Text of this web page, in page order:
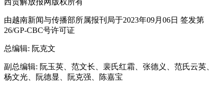
西贡解放报网版权所有
由越南新闻与传播部所属报刊局于2023年09月06日 签发第
26/GP-CBC号许可证
总编辑: 阮克文
副总编辑: 阮玉英、范文长、裴氏红霜、张德义、范氏云英、
杨文光、阮德显、阮克强、陈嘉宝